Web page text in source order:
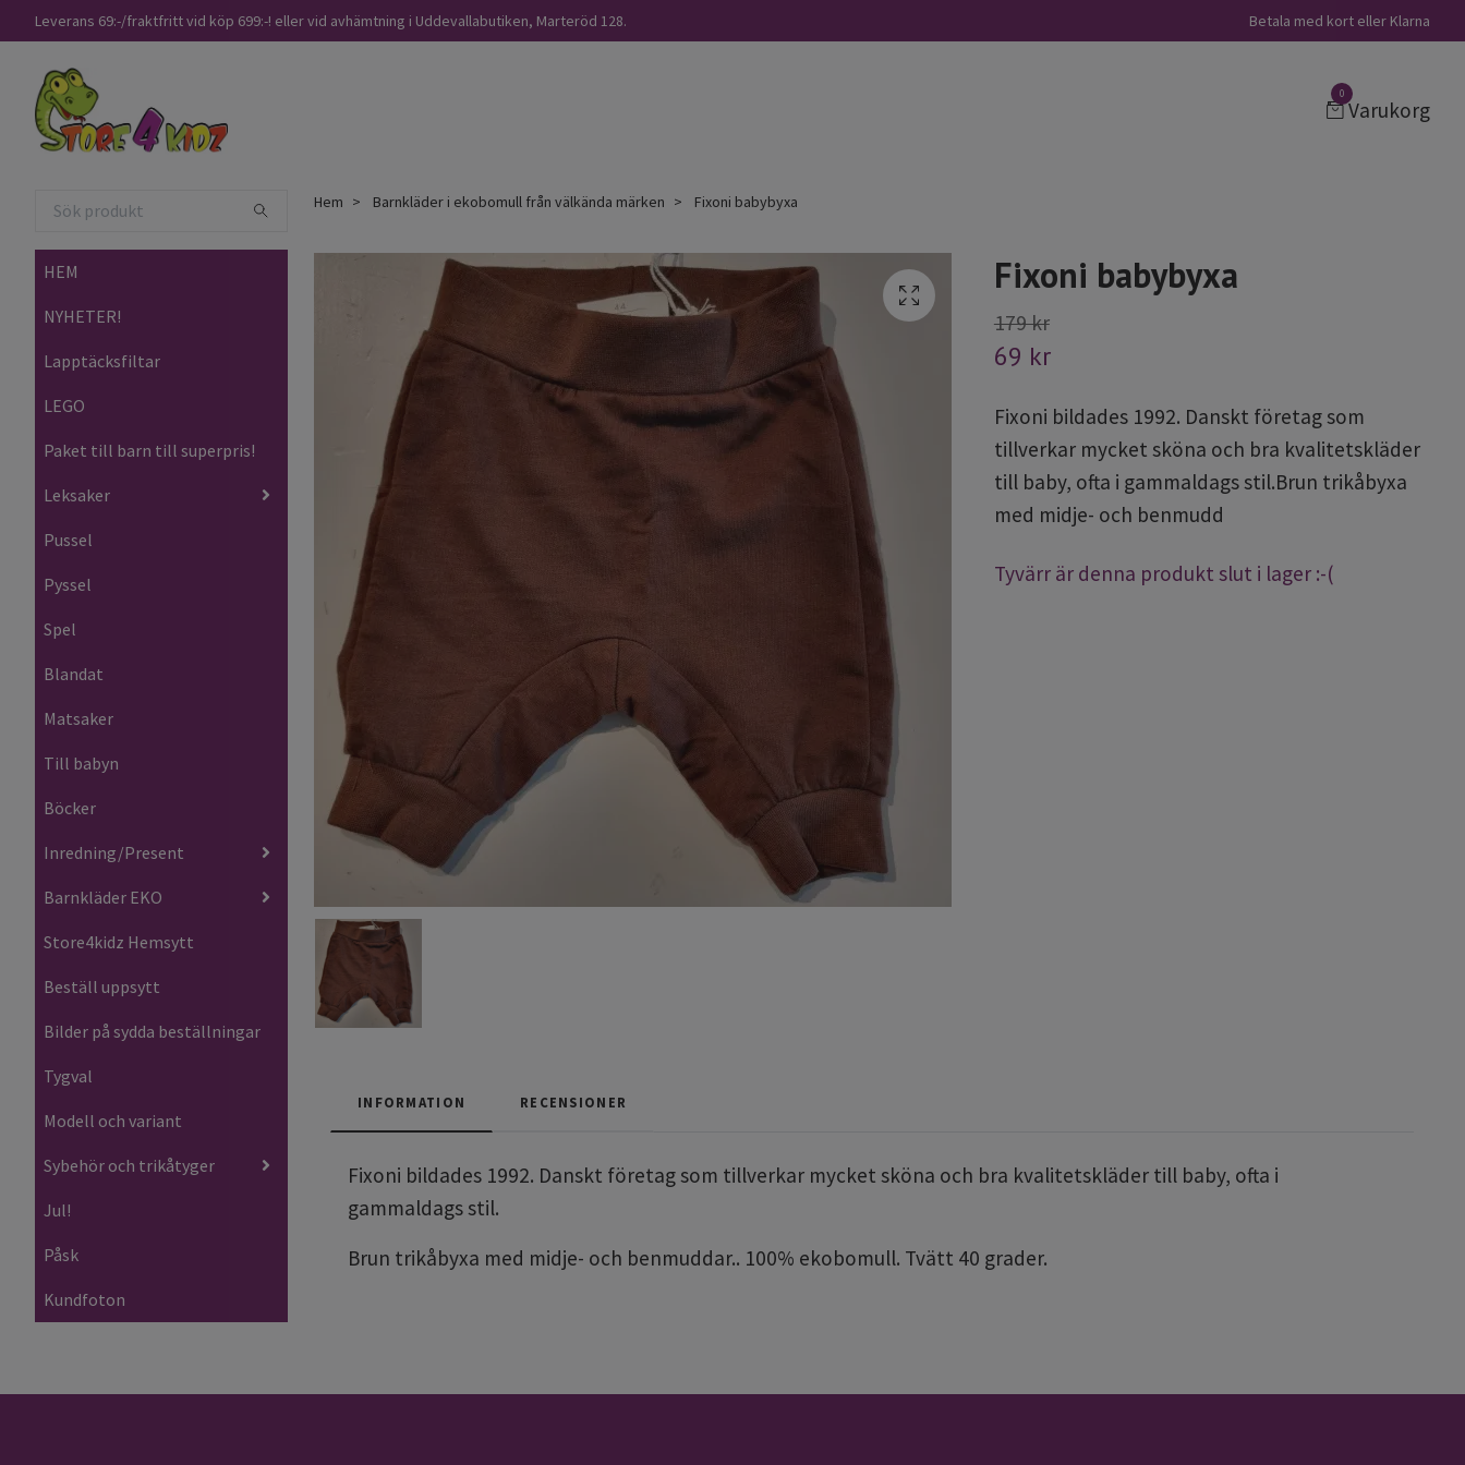
Leverans 69:-/fraktfritt vid köp 699:-! eller vid avhämtning i Uddevallabutiken, Marteröd 128. Betala med kort eller Klarna
0
Varukorg
HEM
NYHETER!
Lapptäcksfiltar
LEGO
Paket till barn till superpris!
Leksaker
Pussel
Pyssel
Spel
Blandat
Matsaker
Till babyn
Böcker
Inredning/Present
Barnkläder EKO
Store4kidz Hemsytt
Beställ uppsytt
Bilder på sydda beställningar
Tygval
Modell och variant
Sybehör och trikåtyger
Jul!
Påsk
Kundfoton
Hem Barnkläder i ekobomull från välkända märken Fixoni babybyxa
Fixoni babybyxa
179 kr
69 kr
Fixoni bildades 1992. Danskt företag som
tillverkar mycket sköna och bra kvalitetskläder
till baby, ofta i gammaldags stil.Brun trikåbyxa
med midje- och benmudd
Tyvärr är denna produkt slut i lager :-(
INFORMATION RECENSIONER
Fixoni bildades 1992. Danskt företag som tillverkar mycket sköna och bra kvalitetskläder till baby, ofta i
gammaldags stil.
Brun trikåbyxa med midje- och benmuddar.. 100% ekobomull. Tvätt 40 grader.